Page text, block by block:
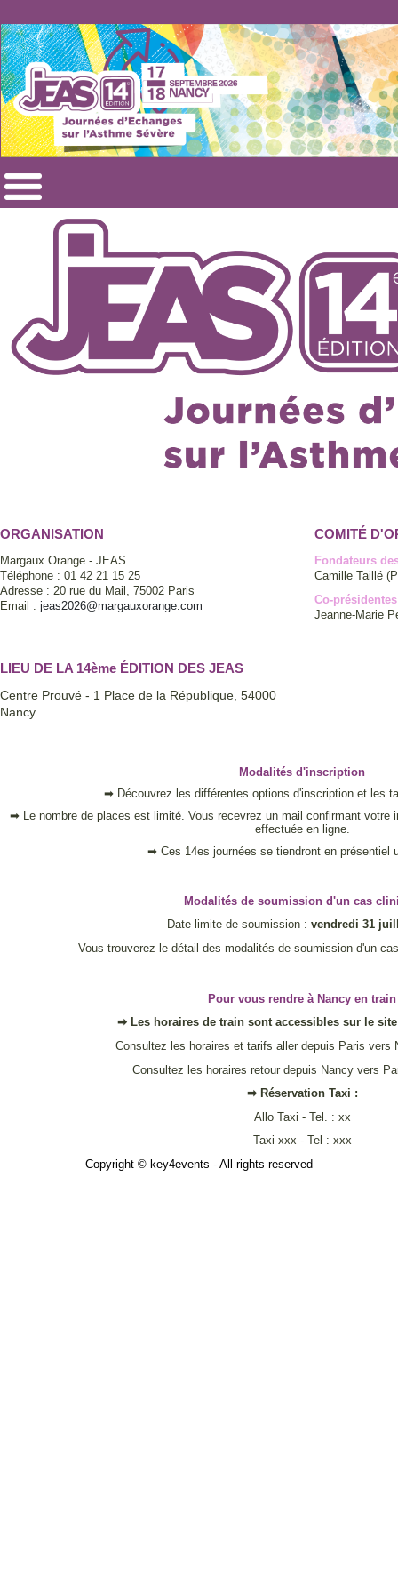
ORGANISATION
Margaux Orange - JEAS
Téléphone : 01 42 21 15 25
Adresse : 20 rue du Mail, 75002 Paris
Email : jeas2026@margauxorange.com
COMITÉ
Fondateurs
Camille Taillé
Co-
Jeanne-Marie
LIEU DE LA 14ème ÉDITION DES JEAS
Centre Prouvé - 1 Place de la République, 54000
Nancy
Modalités d'inscription
➡ Découvrez les différentes options d'inscription et les
➡ Le nombre de places est limité. Vous recevrez un mail confirmant votre
effectuée en ligne.
➡ Ces 14es journées se tiendront en présentiel
Modalités de soumission d'un cas
Date limite de soumission : vendredi 31
Vous trouverez le détail des modalités de soumission d'un
Pour vous rendre à Nancy en train
➡ Les horaires de train sont accessibles sur le site
Consultez les horaires et tarifs aller depuis Paris vers
Consultez les horaires retour depuis Nancy vers
➡ Réservation Taxi :
Allo Taxi - Tel. : xx
Taxi xxx - Tel : xxx
Copyright © key4events - All rights reserved